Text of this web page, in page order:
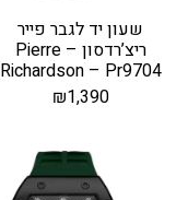
שעון יד לגבר פייר
ריצ’רדסון – Pierre
Richardson – Pr9704
₪1,390